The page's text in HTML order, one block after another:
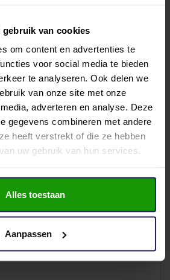
gebruik van cookies
om content en advertenties te
voor social media te bieden
te analyseren. Ook delen we
van onze site met onze
adverteren en analyse. Deze
gegevens combineren met andere
heeft verstrekt of die ze hebben
uw gebruik van hun services.
Alles toestaan
Aanpassen
maximaal 15 jaar en je hebt
zijn, maar overweeg goed of deze
jouw financiële situatie.
van SVn via de
de Duurzaamheidslening aan via
Volkshuisvesting (SVn). De
en rentetarieven worden door de
gemeente meedoet. Met de lening
als besparen op
bij je gemeente of deze lening
aan de voorwaarden voldoet.
via een tweede